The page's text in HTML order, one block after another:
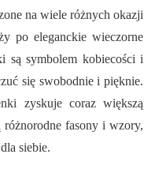
na wiele różnych okazji
po eleganckie wieczorne
są symbolem kobiecości i
się swobodnie i pięknie.
zyskuje coraz większą
różnorodne fasony i wzory,
siebie.